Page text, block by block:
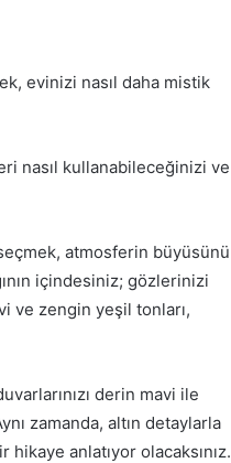
evinizi nasıl daha mistik
nasıl kullanabileceğinizi ve
atmosferin büyüsünü
içindesiniz; gözlerinizi
ve zengin yeşil tonları,
derin mavi ile
zamanda, altın detaylarla
anlatıyor olacaksınız.